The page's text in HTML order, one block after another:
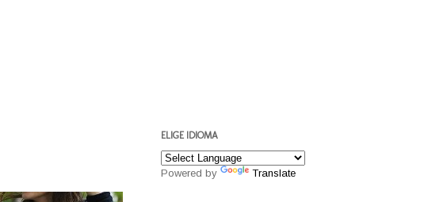
ELIGE IDIOMA
Powered by Translate